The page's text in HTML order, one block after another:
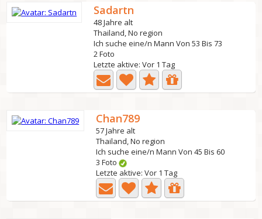
Sadartn
48 Jahre alt
Thailand, No region
Ich suche eine/n Mann Von 53 Bis 73
2 Foto
Letzte aktive: Vor 1 Tag
Chan789
57 Jahre alt
Thailand, No region
Ich suche eine/n Mann Von 45 Bis 60
3 Foto
Letzte aktive: Vor 1 Tag